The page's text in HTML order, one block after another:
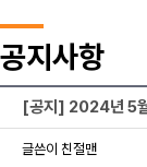
공지사항
[공지] 2024년 5월
글쓴이 친절맨